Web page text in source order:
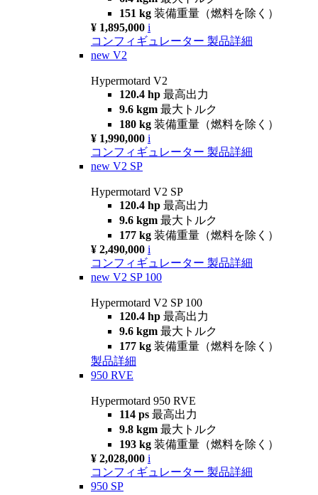
151 kg 装備重量（燃料を除く）
¥ 1,895,000 i
コンフィギュレーター 製品詳細
new V2
Hypermotard V2
120.4 hp 最高出力
9.6 kgm 最大トルク
180 kg 装備重量（燃料を除く）
¥ 1,990,000 i
コンフィギュレーター 製品詳細
new V2 SP
Hypermotard V2 SP
120.4 hp 最高出力
9.6 kgm 最大トルク
177 kg 装備重量（燃料を除く）
¥ 2,490,000 i
コンフィギュレーター 製品詳細
new V2 SP 100
Hypermotard V2 SP 100
120.4 hp 最高出力
9.6 kgm 最大トルク
177 kg 装備重量（燃料を除く）
製品詳細
950 RVE
Hypermotard 950 RVE
114 ps 最高出力
9.8 kgm 最大トルク
193 kg 装備重量（燃料を除く）
¥ 2,028,000 i
コンフィギュレーター 製品詳細
950 SP